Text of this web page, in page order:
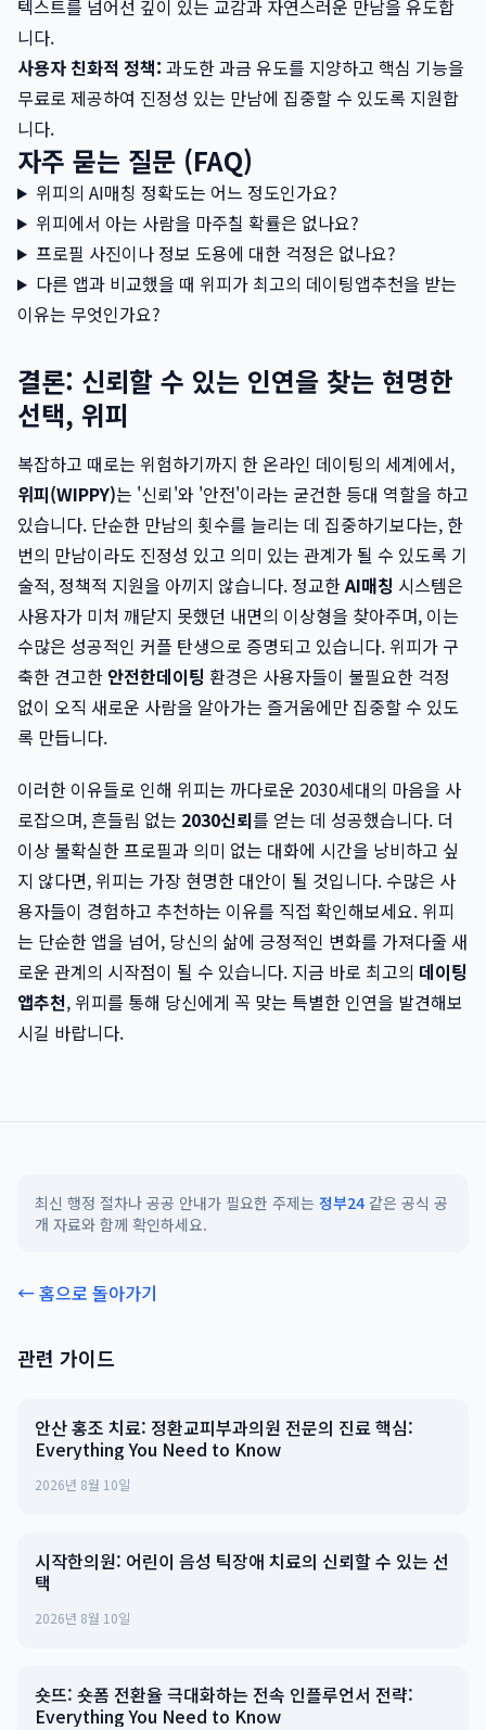
텍스트를 넘어선 깊이 있는 교감과 자연스러운 만남을 유도합
니다.
사용자 친화적 정책: 과도한 과금 유도를 지양하고 핵심 기능을
무료로 제공하여 진정성 있는 만남에 집중할 수 있도록 지원합
니다.
자주 묻는 질문 (FAQ)
위피의 AI매칭 정확도는 어느 정도인가요?
위피에서 아는 사람을 마주칠 확률은 없나요?
프로필 사진이나 정보 도용에 대한 걱정은 없나요?
다른 앱과 비교했을 때 위피가 최고의 데이팅앱추천을 받는
이유는 무엇인가요?
결론: 신뢰할 수 있는 인연을 찾는 현명한
선택, 위피
복잡하고 때로는 위험하기까지 한 온라인 데이팅의 세계에서,
위피(WIPPY)는 '신뢰'와 '안전'이라는 굳건한 등대 역할을 하고
있습니다. 단순한 만남의 횟수를 늘리는 데 집중하기보다는, 한
번의 만남이라도 진정성 있고 의미 있는 관계가 될 수 있도록 기
술적, 정책적 지원을 아끼지 않습니다. 정교한AI매칭 시스템은
사용자가 미처 깨닫지 못했던 내면의 이상형을 찾아주며, 이는
수많은 성공적인 커플 탄생으로 증명되고 있습니다. 위피가 구
축한 견고한 안전한데이팅 환경은 사용자들이 불필요한 걱정
없이 오직 새로운 사람을 알아가는 즐거움에만 집중할 수 있도
록 만듭니다.
이러한 이유들로 인해 위피는 까다로운 2030세대의 마음을 사
로잡으며, 흔들림 없는 2030신뢰를 얻는 데 성공했습니다. 더
이상 불확실한 프로필과 의미 없는 대화에 시간을 낭비하고 싶
지 않다면, 위피는 가장 현명한 대안이 될 것입니다. 수많은 사
용자들이 경험하고 추천하는 이유를 직접 확인해보세요. 위피
는 단순한 앱을 넘어, 당신의 삶에 긍정적인 변화를 가져다줄 새
로운 관계의 시작점이 될 수 있습니다. 지금 바로 최고의 데이팅
앱추천, 위피를 통해 당신에게 꼭 맞는 특별한 인연을 발견해보
시길 바랍니다.
최신 행정 절차나 공공 안내가 필요한 주제는 정부24 같은 공식 공
개 자료와 함께 확인하세요.
← 홈으로 돌아가기
관련 가이드
안산 홍조 치료: 정환교피부과의원 전문의 진료 핵심:
Everything You Need to Know
2026년 8월 10일
시작한의원: 어린이 음성 틱장애 치료의 신뢰할 수 있는 선
택
2026년 8월 10일
숏뜨: 숏폼 전환율 극대화하는 전속 인플루언서 전략:
Everything You Need to Know